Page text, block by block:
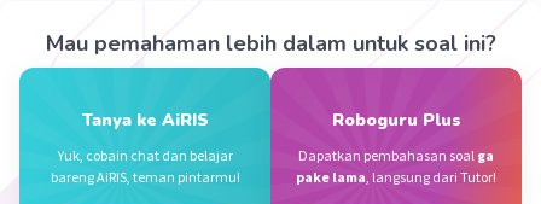
atau 1 bagian.
Beri Rating·0.0 Balas
Mau pemahaman lebih dalam untuk soal ini?
Tanya ke AiRIS
Yuk, cobain chat dan belajar
bareng AiRIS, teman pintarmu!
Roboguru Plus
Dapatkan pembahasan soal ga
pake lama, langsung dari Tutor!